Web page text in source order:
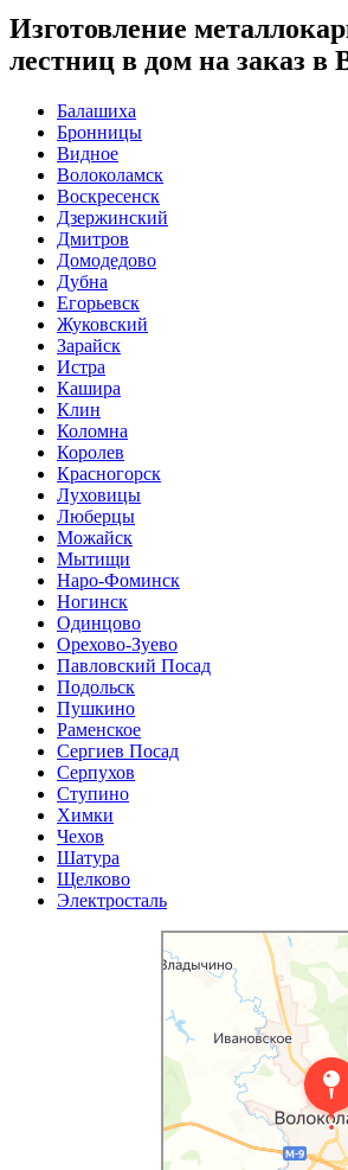
Изготовление
лестниц в дом на заказ в
Балашиха
Бронницы
Видное
Волоколамск
Воскресенск
Дзержинский
Дмитров
Домодедово
Дубна
Егорьевск
Жуковский
Зарайск
Истра
Кашира
Клин
Коломна
Королев
Красногорск
Луховицы
Люберцы
Можайск
Мытищи
Наро-Фоминск
Ногинск
Одинцово
Орехово-Зуево
Павловский Посад
Подольск
Пушкино
Раменское
Сергиев Посад
Серпухов
Ступино
Химки
Чехов
Шатура
Щелково
Электросталь